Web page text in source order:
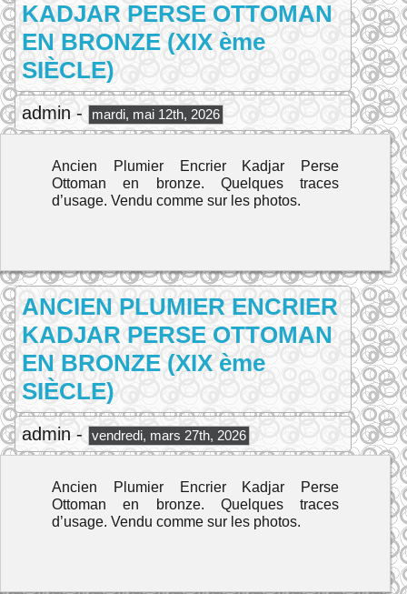
KADJAR PERSE OTTOMAN
EN BRONZE (XIX ème
SIÈCLE)
admin - mardi, mai 12th, 2026
Ancien Plumier Encrier Kadjar Perse
Ottoman en bronze. Quelques traces
d’usage. Vendu comme sur les photos.
ANCIEN PLUMIER ENCRIER
KADJAR PERSE OTTOMAN
EN BRONZE (XIX ème
SIÈCLE)
admin - vendredi, mars 27th, 2026
Ancien Plumier Encrier Kadjar Perse
Ottoman en bronze. Quelques traces
d’usage. Vendu comme sur les photos.